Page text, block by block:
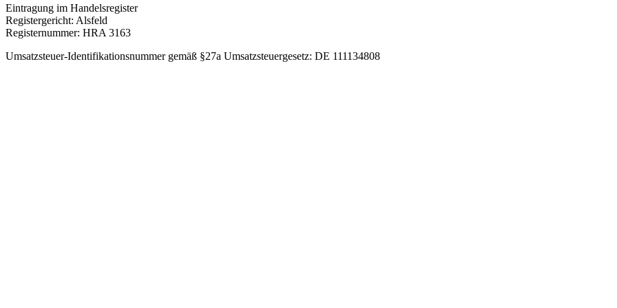
Eintragung im Handelsregister
Registergericht: Alsfeld
Registernummer: HRA 3163
Umsatzsteuer-Identifikationsnummer gemäß §27a Umsatzsteuergesetz: DE 111134808